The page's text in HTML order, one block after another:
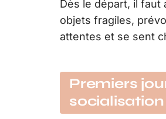
Dès le départ, il faut
objets fragiles,
attentes et se sent
Premiers
socialisation